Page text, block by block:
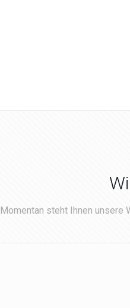
Momentan steht Ihnen unsere